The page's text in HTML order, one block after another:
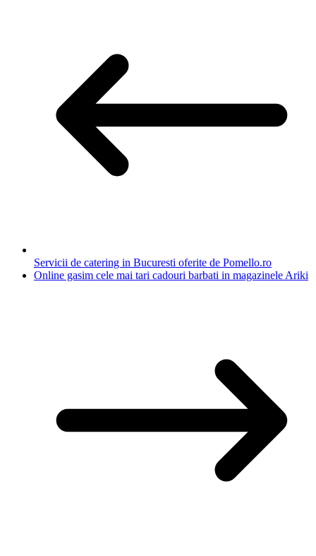
Servicii de catering in Bucuresti oferite de Pomello.ro
Online gasim cele mai tari cadouri barbati in magazinele Ariki